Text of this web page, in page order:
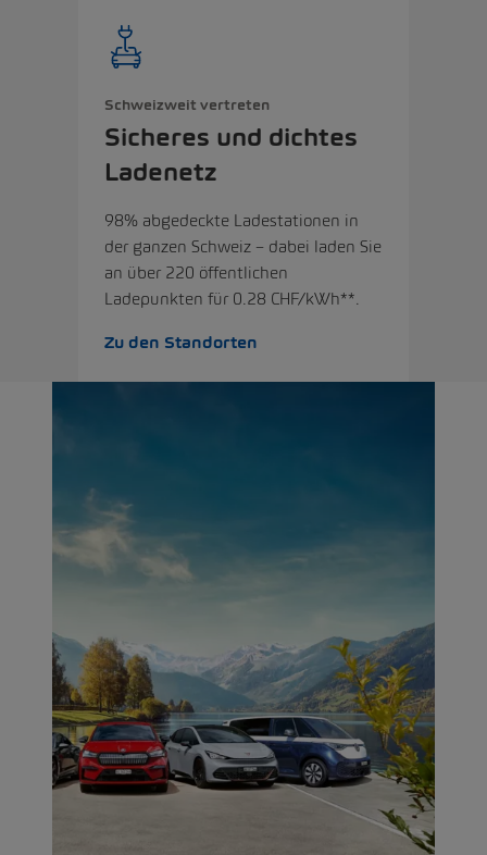
Sicheres und dichtes
Ladenetz
Schweizweit vertreten
98% abgedeckte Ladestationen in
der ganzen Schweiz – dabei laden Sie
an über 220 öffentlichen
Ladepunkten für 0.28 CHF/kWh**.
Zu den Standorten